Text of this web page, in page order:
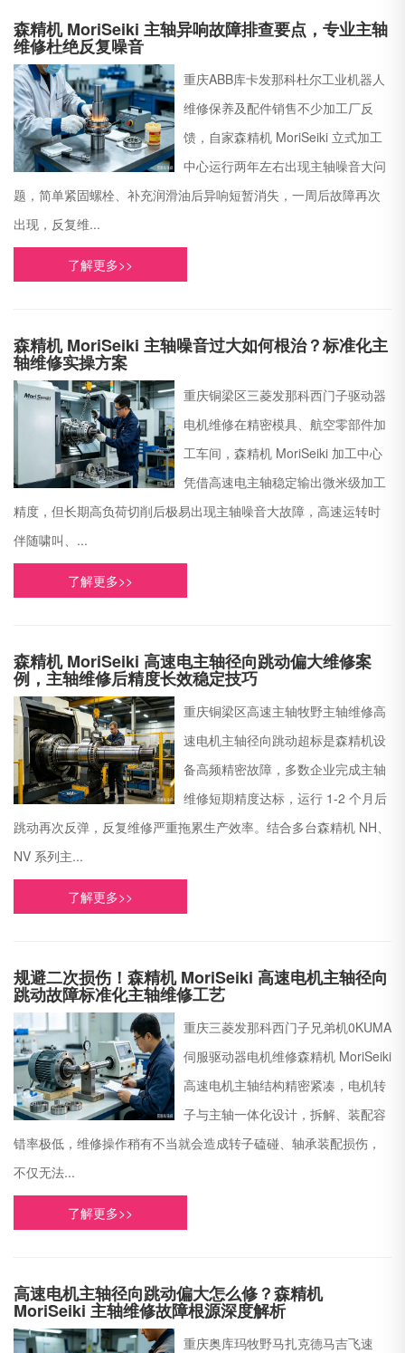
森精机 MoriSeiki 主轴异响故障排查要点，专业主轴
维修杜绝反复噪音
重庆ABB库卡发那科杜尔工业机器人
维修保养及配件销售不少加工厂反
馈，自家森精机 MoriSeiki 立式加工
中心运行两年左右出现主轴噪音大问
题，简单紧固螺栓、补充润滑油后异响短暂消失，一周后故障再次
出现，反复维...
了解更多>>
森精机 MoriSeiki 主轴噪音过大如何根治？标准化主
轴维修实操方案
重庆铜梁区三菱发那科西门子驱动器
电机维修在精密模具、航空零部件加
工车间，森精机 MoriSeiki 加工中心
凭借高速电主轴稳定输出微米级加工
精度，但长期高负荷切削后极易出现主轴噪音大故障，高速运转时
伴随啸叫、...
了解更多>>
森精机 MoriSeiki 高速电主轴径向跳动偏大维修案
例，主轴维修后精度长效稳定技巧
重庆铜梁区高速主轴牧野主轴维修高
速电机主轴径向跳动超标是森精机设
备高频精密故障，多数企业完成主轴
维修短期精度达标，运行 1-2 个月后
跳动再次反弹，反复维修严重拖累生产效率。结合多台森精机 NH、
NV 系列主...
了解更多>>
规避二次损伤！森精机 MoriSeiki 高速电机主轴径向
跳动故障标准化主轴维修工艺
重庆三菱发那科西门子兄弟机0KUMA
伺服驱动器电机维修森精机 MoriSeiki
高速电机主轴结构精密紧凑，电机转
子与主轴一体化设计，拆解、装配容
错率极低，维修操作稍有不当就会造成转子磕碰、轴承装配损伤，
不仅无法...
了解更多>>
高速电机主轴径向跳动偏大怎么修？森精机
MoriSeiki 主轴维修故障根源深度解析
重庆奥库玛牧野马扎克德马吉飞速